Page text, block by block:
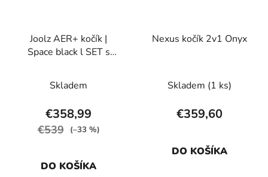
Joolz AER+ kočík |
Space black l SET s
nápoj
Skladem
€358,99
€539 (–33 %)
DO KOŠÍKA
Nexus kočík 2v1 Onyx
Skladem (1 ks)
€359,60
DO KOŠÍKA